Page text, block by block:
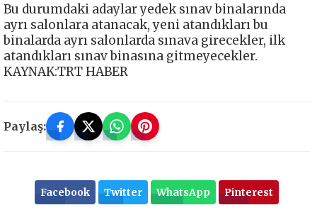
Bu durumdaki adaylar yedek sınav binalarında
ayrı salonlara atanacak, yeni atandıkları bu
binalarda ayrı salonlarda sınava girecekler, ilk
atandıkları sınav binasına gitmeyecekler.
KAYNAK:TRT HABER
Paylaş:
Facebook Twitter WhatsApp Pinterest